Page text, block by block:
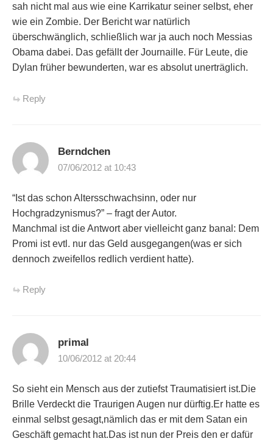
sah nicht mal aus wie eine Karrikatur seiner selbst, eher
wie ein Zombie. Der Bericht war natürlich
überschwänglich, schließlich war ja auch noch Messias
Obama dabei. Das gefällt der Journaille. Für Leute, die
Dylan früher bewunderten, war es absolut unerträglich.
Reply
Berndchen
07/06/2012 at 10:43
“Ist das schon Altersschwachsinn, oder nur
Hochgradzynismus?” – fragt der Autor.
Manchmal ist die Antwort aber vielleicht ganz banal: Dem
Promi ist evtl. nur das Geld ausgegangen(was er sich
dennoch zweifellos redlich verdient hatte).
Reply
primal
10/06/2012 at 20:44
So sieht ein Mensch aus der zutiefst Traumatisiert ist.Die
Brille Verdeckt die Traurigen Augen nur dürftig.Er hatte es
einmal selbst gesagt,nämlich das er mit dem Satan ein
Geschäft gemacht hat.Das ist nun der Preis den er dafür